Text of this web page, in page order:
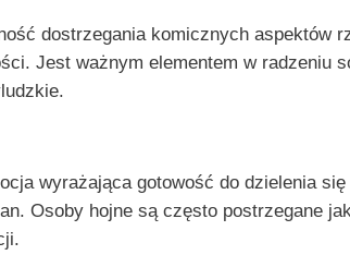
dostrzegania komicznych aspektów
Jest ważnym elementem w radzeniu
wyrażająca gotowość do dzielenia
Osoby hojne są często postrzegane